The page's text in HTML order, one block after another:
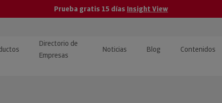
Prueba gratis 15 días Insight View
Directorio de
Empresas
Noticias Blog Contenidos